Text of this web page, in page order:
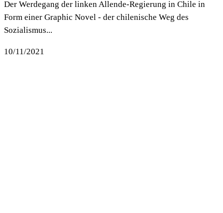
Der Werdegang der linken Allende-Regierung in Chile in
Form einer Graphic Novel - der chilenische Weg des
Sozialismus...
10/11/2021